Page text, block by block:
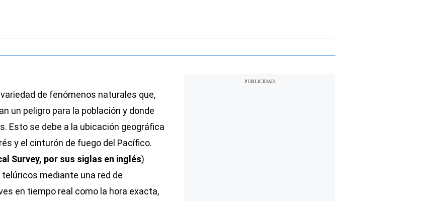
de fenómenos naturales que,
un peligro para la población y donde
Esto se debe a la ubicación geográfica
y el cinturón de fuego del Pacífico.
Survey, por sus siglas en inglés)
mediante una red de
en tiempo real como la hora exacta,